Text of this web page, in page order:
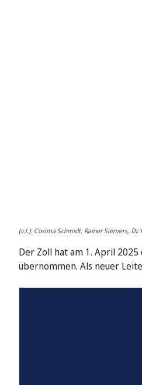
(v.l.): Cosima Schmidt, Rainer Siemers,
Der Zoll hat am 1. April
übernommen. Als neuer